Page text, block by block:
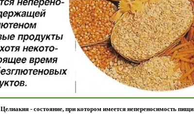
Целиакия - состояние, при котором имеется непереносимость пищи